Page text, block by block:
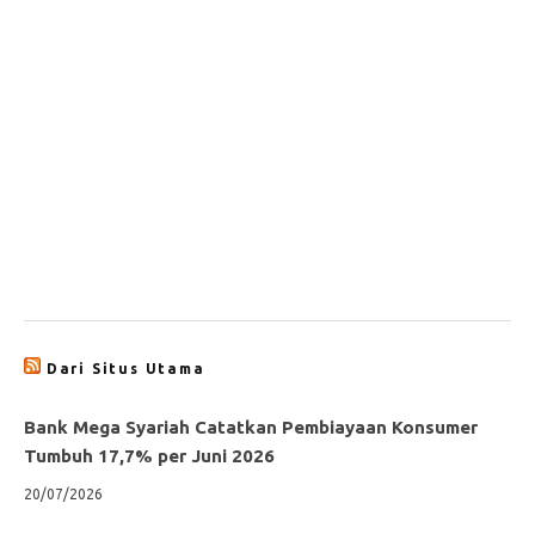
Dari Situs Utama
Bank Mega Syariah Catatkan Pembiayaan Konsumer
Tumbuh 17,7% per Juni 2026
20/07/2026